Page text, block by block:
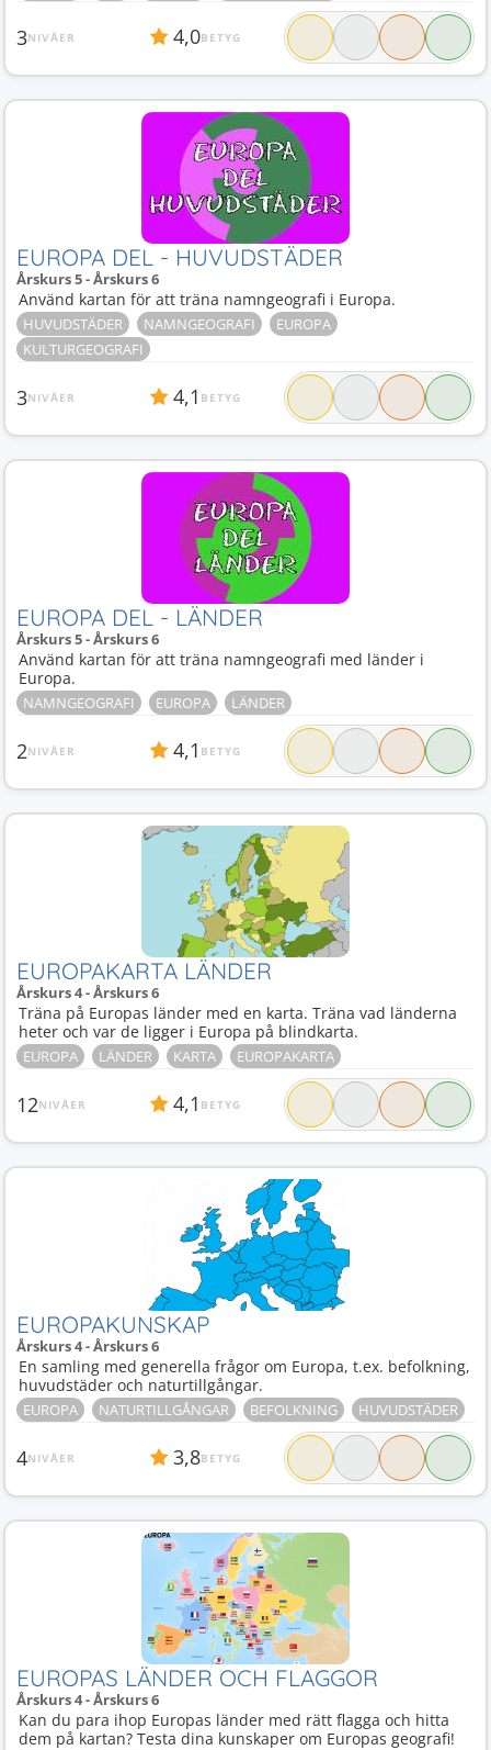
3NIVÅER 4,0BETYG
EUROPA DEL - HUVUDSTÄDER
Årskurs 5 - Årskurs 6
Använd kartan för att träna namngeografi i Europa.
HUVUDSTÄDER NAMNGEOGRAFI
EUROPA
KULTURGEOGRAFI
3NIVÅER 4,1 BETYG
EUROPA DEL - LÄNDER
Årskurs 5 - Årskurs 6
Använd kartan för att träna namngeografi med länder i
Europa.
NAMNGEOGRAFI EUROPA LÄNDER
2NIVÅER 4,1 BETYG
EUROPAKARTA LÄNDER
Årskurs 4 - Årskurs 6
Träna på Europas länder med en karta. Träna vad länderna
heter och var de ligger i Europa på blindkarta.
EUROPA LÄNDER KARTA EUROPAKARTA
12NIVÅER 4,1 BETYG
EUROPAKUNSKAP
Årskurs 4 - Årskurs 6
En samling med generella frågor om Europa, t.ex. befolkning,
huvudstäder och naturtillgångar.
EUROPA NATURTILLGÅNGAR BEFOLKNING HUVUDSTÄDER
4NIVÅER 3,8BETYG
EUROPAS LÄNDER OCH FLAGGOR
Årskurs 4 - Årskurs 6
Kan du para ihop Europas länder med rätt flagga och hitta
dem på kartan? Testa dina kunskaper om Europas geografi!